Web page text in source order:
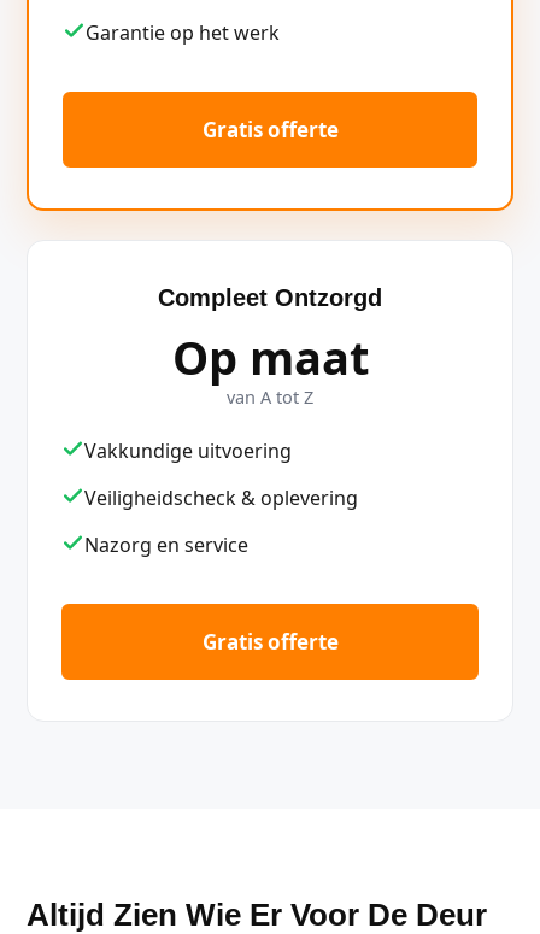
Garantie op het werk
Gratis offerte
Compleet Ontzorgd
Op maat
van A tot Z
Vakkundige uitvoering
Veiligheidscheck & oplevering
Nazorg en service
Gratis offerte
Altijd Zien Wie Er Voor De Deur